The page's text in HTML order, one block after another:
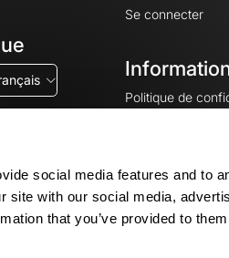
social media features and to
site with our social media,
that you’ve provided to
Se connecter
Politique de
Mentions légales
Paramètres des